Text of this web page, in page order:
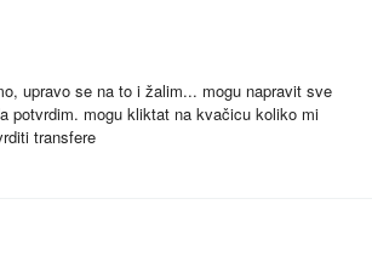
upravo se na to i žalim... mogu napravit sve
potvrdim. mogu kliktat na kvačicu koliko mi
transfere